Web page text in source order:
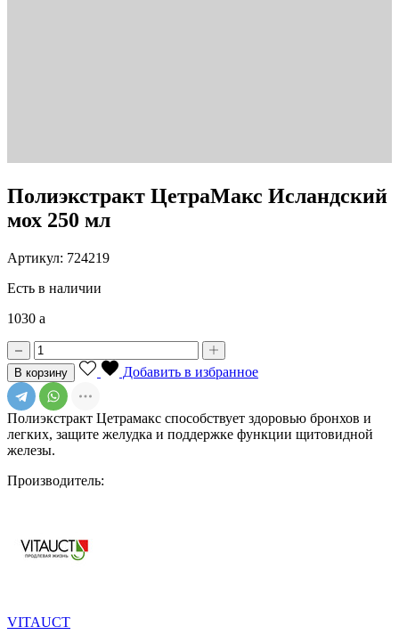
Полиэкстракт ЦетраМакс Исландский
мох 250 мл
Артикул: 724219
Есть в наличии
1030 a
В корзину Добавить в избранное
Полиэкстракт Цетрамакс способствует здоровью бронхов и
легких, защите желудка и поддержке функции щитовидной
железы.
Производитель:
VITAUCT